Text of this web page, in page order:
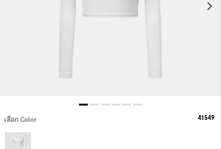
เลือก Color 41549